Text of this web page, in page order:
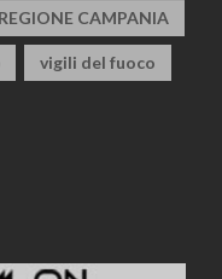
REGIONE CAMPANIA
vigili del fuoco